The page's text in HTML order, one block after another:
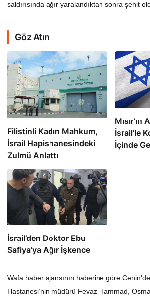
saldırısında ağır yaralandıktan sonra şehit
Göz Atın
Filistinli Kadın Mahkum,
İsrail Hapishanesindeki
Zulmü Anlattı
Mısır’ın
İsrail’le
İçinde
İsrail’den Doktor Ebu
Safiya’ya Ağır İşkence
Wafa haber ajansının haberine göre
Hastanesi’nin müdürü Fevaz Hammad,